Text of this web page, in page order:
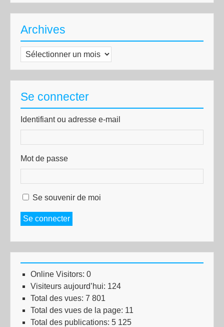
Archives
Archives
Se connecter
Identifiant ou adresse e-mail
Mot de passe
Se souvenir de moi
Se connecter
Online Visitors: 0
Visiteurs aujourd’hui: 124
Total des vues: 7 801
Total des vues de la page: 11
Total des publications: 5 125